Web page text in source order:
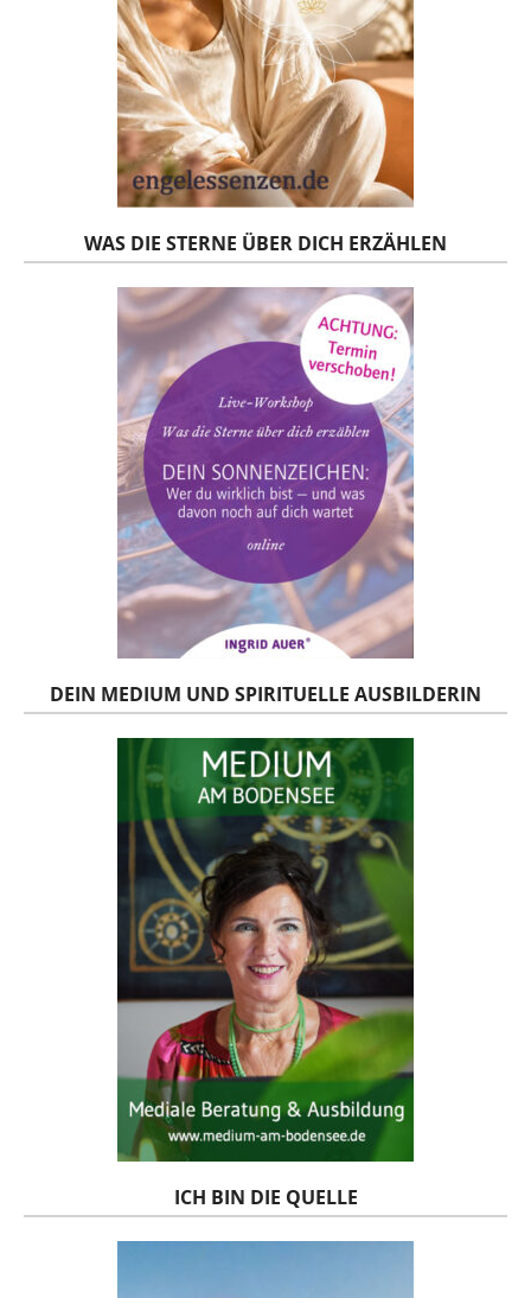
WAS DIE STERNE ÜBER DICH ERZÄHLEN
DEIN MEDIUM UND SPIRITUELLE AUSBILDERIN
ICH BIN DIE QUELLE